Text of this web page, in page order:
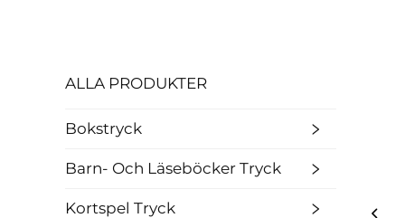
ALLA PRODUKTER
Bokstryck
Barn- Och Läseböcker Tryck
Kortspel Tryck